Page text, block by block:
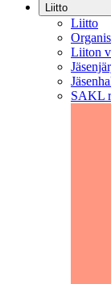
Liitto
Liitto
Liiton
SAKL